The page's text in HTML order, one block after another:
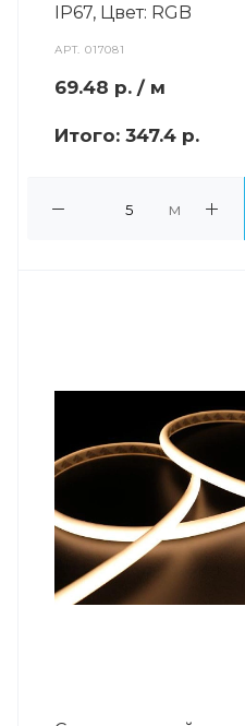
IP67, Цвет: RGB
АРТ.017081
69.48 р. / м
Итого: 347.4 р.
м